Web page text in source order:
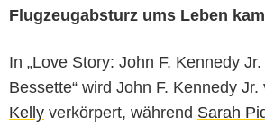
Flugzeugabsturz ums Leben
In „Love Story: John F. Kennedy
Bessette“ wird John F. Kennedy Jr.
Kelly verkörpert, während Sarah